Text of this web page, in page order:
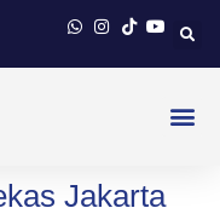
Jakarta